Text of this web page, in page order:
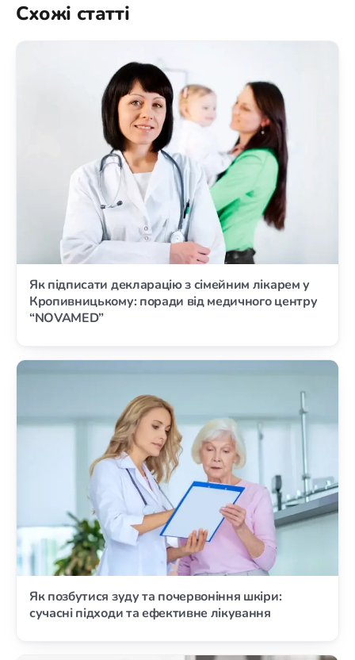
Схожі статті
Як підписати декларацію з сімейним лікарем у
Кропивницькому: поради від медичного центру
“NOVAMED”
Як позбутися зуду та почервоніння шкіри:
сучасні підходи та ефективне лікування